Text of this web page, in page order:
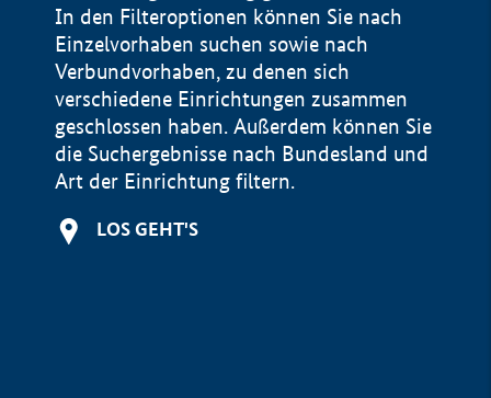
In den Filteroptionen können Sie nach
Einzelvorhaben suchen sowie nach
Verbundvorhaben, zu denen sich
verschiedene Einrichtungen zusammen
geschlossen haben. Außerdem können Sie
die Suchergebnisse nach Bundesland und
Art der Einrichtung filtern.
LOS GEHT'S